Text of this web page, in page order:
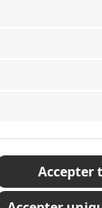
Accepter